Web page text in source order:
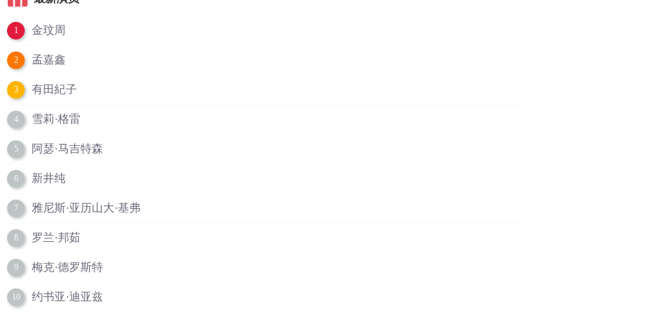
1 金玟周
2 孟嘉鑫
3 有田紀子
4 雪莉·格雷
5 阿瑟·马吉特森
6 新井纯
7 雅尼斯·亚历山大·基弗
8 罗兰·邦茹
9 梅克·德罗斯特
10 约书亚·迪亚兹